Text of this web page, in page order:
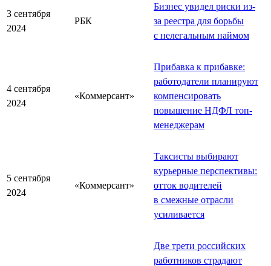
3 сентября
2024
РБК
Бизнес увидел риски из-
за реестра для борьбы
с нелегальным наймом
4 сентября
2024
«Коммерсант»
Прибавка к прибавке:
работодатели планируют
компенсировать
повышение НДФЛ топ-
менеджерам
5 сентября
2024
«Коммерсант»
Таксисты выбирают
курьерные перспективы:
отток водителей
в смежные отрасли
усиливается
Две трети российских
работников страдают